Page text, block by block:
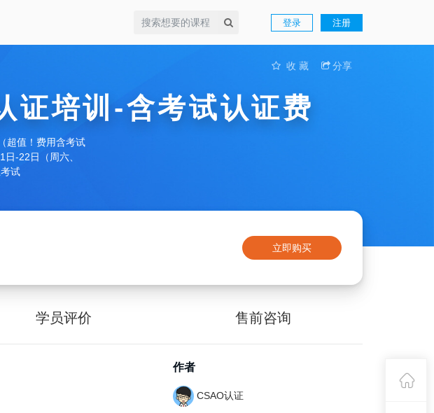
登录 注册
收 藏 分享
证培训-含考试认证费
超值！费用含考试
-22日（周六、
试
立即购买
学员评价 售前咨询
作者
CSAO认证